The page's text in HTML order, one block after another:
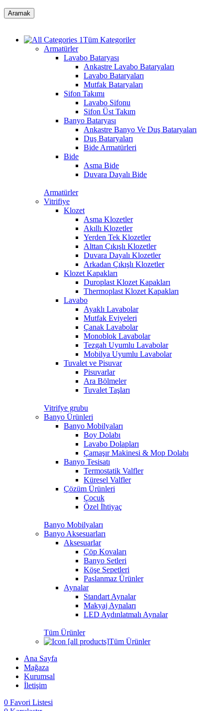
Aramak
Tüm Kategoriler
Armatürler
Lavabo Bataryası
Ankastre Lavabo Bataryaları
Lavabo Bataryaları
Mutfak Bataryaları
Sifon Takımı
Lavabo Sifonu
Sifon Üst Takım
Banyo Bataryası
Ankastre Banyo Ve Duş Bataryaları
Duş Bataryaları
Bide Armatürleri
Bide
Asma Bide
Duvara Dayalı Bide
Armatürler
Vitrifiye
Klozet
Asma Klozetler
Akıllı Klozetler
Yerden Tek Klozetler
Alttan Çıkışlı Klozetler
Duvara Dayalı Klozetler
Arkadan Çıkışlı Klozetler
Klozet Kapakları
Duroplast Klozet Kapakları
Thermoplast Klozet Kapakları
Lavabo
Ayaklı Lavabolar
Mutfak Eviyeleri
Çanak Lavabolar
Monoblok Lavabolar
Tezgah Uyumlu Lavabolar
Mobilya Uyumlu Lavabolar
Tuvalet ve Pisuvar
Pisuvarlar
Ara Bölmeler
Tuvalet Taşları
Vitrifye grubu
Banyo Ürünleri
Banyo Mobilyaları
Boy Dolabı
Lavabo Dolapları
Çamaşır Makinesi & Mop Dolabı
Banyo Tesisatı
Termostatik Valfler
Küresel Valfler
Çözüm Ürünleri
Çocuk
Özel İhtiyaç
Banyo Mobilyaları
Banyo Aksesuarları
Aksesuarlar
Çöp Kovaları
Banyo Setleri
Köşe Sepetleri
Paslanmaz Ürünler
Aynalar
Standart Aynalar
Makyaj Aynaları
LED Aydınlatmalı Aynalar
Tüm Ürünler
Tüm Ürünler
Ana Sayfa
Mağaza
Kurumsal
İletişim
0 Favori Listesi